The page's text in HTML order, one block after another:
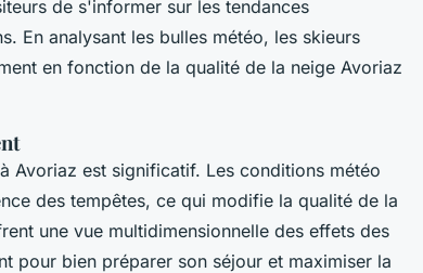
de s'informer sur les tendances
En analysant les bulles météo, les skieurs
en fonction de la qualité de la neige Avoriaz
Avoriaz est significatif. Les conditions météo
des tempêtes, ce qui modifie la qualité de la
une vue multidimensionnelle des effets des
pour bien préparer son séjour et maximiser la